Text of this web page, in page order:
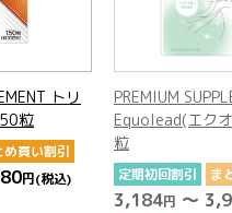
ード) 120
め買い割引
PREMIUM
プルタブレット
定期初回割引
3,184円～
定期便可能